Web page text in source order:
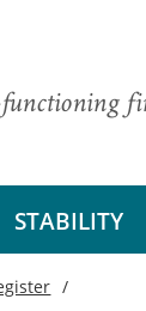
functioning
STABILITY